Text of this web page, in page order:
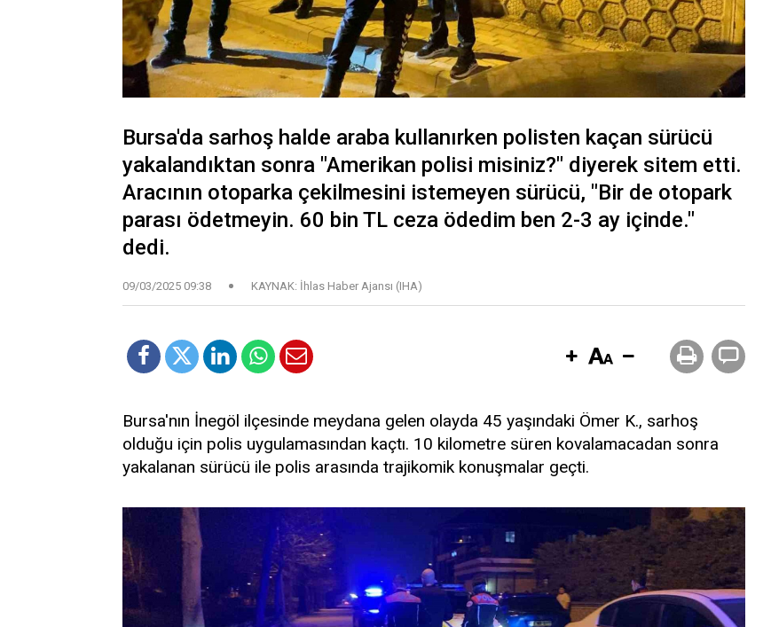
Bursa'da sarhoş halde araba kullanırken polisten kaçan sürücü
yakalandıktan sonra "Amerikan polisi misiniz?" diyerek sitem etti.
Aracının otoparka çekilmesini istemeyen sürücü, "Bir de otopark
parası ödetmeyin. 60 bin TL ceza ödedim ben 2-3 ay içinde."
dedi.
09/03/2025 09:38 KAYNAK: İhlas Haber Ajansı (IHA)
Bursa'nın İnegöl ilçesinde meydana gelen olayda 45 yaşındaki Ömer K., sarhoş
olduğu için polis uygulamasından kaçtı. 10 kilometre süren kovalamacadan sonra
yakalanan sürücü ile polis arasında trajikomik konuşmalar geçti.